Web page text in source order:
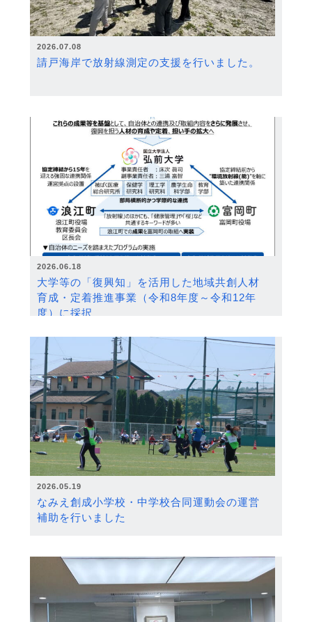
2026.07.08
請戸海岸で放射線測定の支援を行いました。
2026.06.18
大学等の「復興知」を活用した地域共創人材
育成・定着推進事業（令和8年度～令和12年
度）に採択
2026.05.19
なみえ創成小学校・中学校合同運動会の運営
補助を行いました